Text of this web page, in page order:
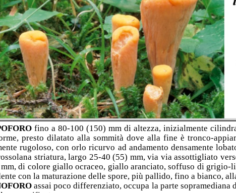
fino a 80-100 (150) mm di altezza, inizialmente
presto dilatato alla sommità dove alla fine è tronco-
rugoloso, con orlo ricurvo ad andamento densamente
striatura, largo 25-40 (55) mm, via via assottigliato
di colore giallo ocraceo, giallo aranciato, soffuso di
con la maturazione delle spore, più pallido, fino a bianco,
assai poco differenziato, occupa la parte sopramediana